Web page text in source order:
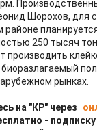
Шорохов, для
250 тысяч
производить
рынках.
на "КР" через
- подписку